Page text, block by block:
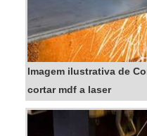
Imagem ilustrativa de
cortar mdf a laser